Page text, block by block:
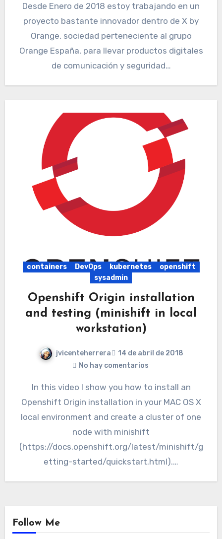
Desde Enero de 2018 estoy trabajando en un
proyecto bastante innovador dentro de X by
Orange, sociedad perteneciente al grupo
Orange España, para llevar productos digitales
de comunicación y seguridad…
containers DevOps kubernetes
openshift
sysadmin
Openshift Origin installation
and testing (minishift in local
workstation)
jvicenteherrera
14 de abril de 2018
No hay comentarios
In this video I show you how to install an
Openshift Origin installation in your MAC OS X
local environment and create a cluster of one
node with minishift
(https://docs.openshift.org/latest/minishift/g
etting-started/quickstart.html).…
Follow Me